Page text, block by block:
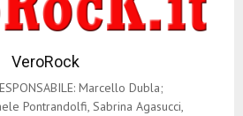
VeroRock
Marcello Dubla;
Pontrandolfi, Sabrina Agasucci,